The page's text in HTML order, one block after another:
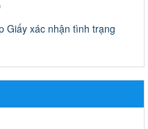
Giấy xác nhận tình trạng